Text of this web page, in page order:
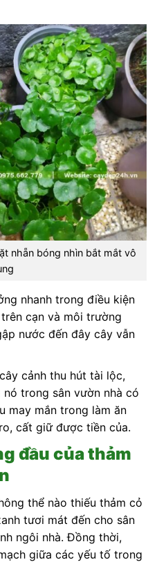
nhẵn bóng nhìn bắt mắt vô
nhanh trong điều kiện
cạn và môi trường
nước đến đây cây vẫn
cảnh thu hút tài lộc,
trong sân vườn nhà có
may mắn trong làm ăn
cất giữ được tiền của.
đầu của thảm
thể nào thiếu thảm cỏ
tươi mát đến cho sân
ngôi nhà. Đồng thời,
giữa các yếu tố trong